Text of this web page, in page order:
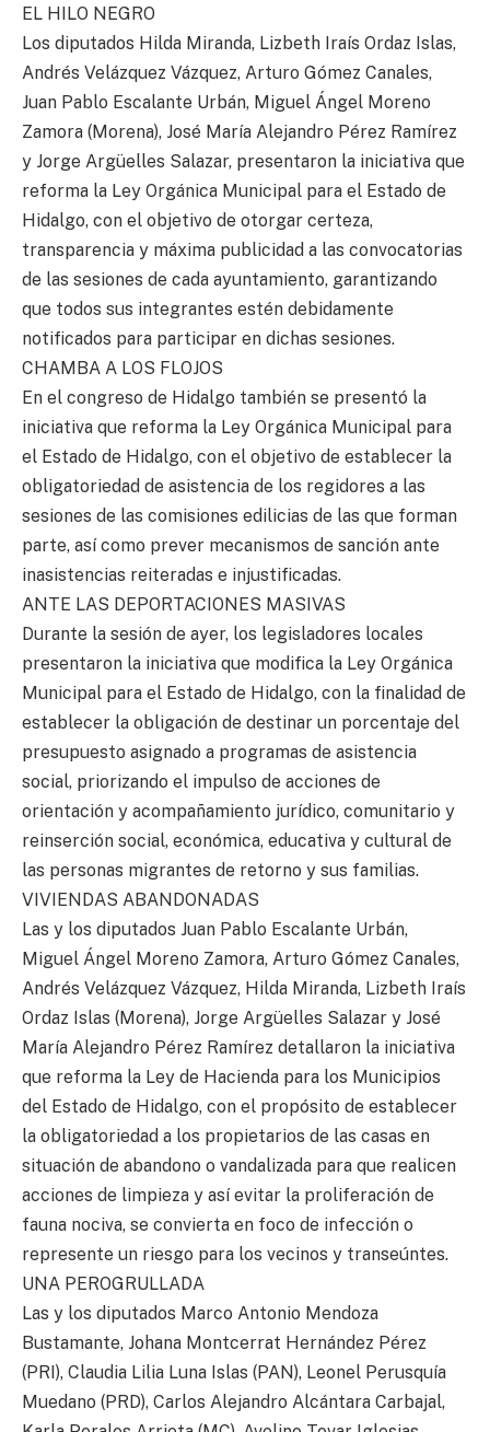
EL HILO NEGRO
Los diputados Hilda Miranda, Lizbeth Iraís Ordaz Islas,
Andrés Velázquez Vázquez, Arturo Gómez Canales,
Juan Pablo Escalante Urbán, Miguel Ángel Moreno
Zamora (Morena), José María Alejandro Pérez Ramírez
y Jorge Argüelles Salazar, presentaron la iniciativa que
reforma la Ley Orgánica Municipal para el Estado de
Hidalgo, con el objetivo de otorgar certeza,
transparencia y máxima publicidad a las convocatorias
de las sesiones de cada ayuntamiento, garantizando
que todos sus integrantes estén debidamente
notificados para participar en dichas sesiones.
CHAMBA A LOS FLOJOS
En el congreso de Hidalgo también se presentó la
iniciativa que reforma la Ley Orgánica Municipal para
el Estado de Hidalgo, con el objetivo de establecer la
obligatoriedad de asistencia de los regidores a las
sesiones de las comisiones edilicias de las que forman
parte, así como prever mecanismos de sanción ante
inasistencias reiteradas e injustificadas.
ANTE LAS DEPORTACIONES MASIVAS
Durante la sesión de ayer, los legisladores locales
presentaron la iniciativa que modifica la Ley Orgánica
Municipal para el Estado de Hidalgo, con la finalidad de
establecer la obligación de destinar un porcentaje del
presupuesto asignado a programas de asistencia
social, priorizando el impulso de acciones de
orientación y acompañamiento jurídico, comunitario y
reinserción social, económica, educativa y cultural de
las personas migrantes de retorno y sus familias.
VIVIENDAS ABANDONADAS
Las y los diputados Juan Pablo Escalante Urbán,
Miguel Ángel Moreno Zamora, Arturo Gómez Canales,
Andrés Velázquez Vázquez, Hilda Miranda, Lizbeth Iraís
Ordaz Islas (Morena), Jorge Argüelles Salazar y José
María Alejandro Pérez Ramírez detallaron la iniciativa
que reforma la Ley de Hacienda para los Municipios
del Estado de Hidalgo, con el propósito de establecer
la obligatoriedad a los propietarios de las casas en
situación de abandono o vandalizada para que realicen
acciones de limpieza y así evitar la proliferación de
fauna nociva, se convierta en foco de infección o
represente un riesgo para los vecinos y transeúntes.
UNA PEROGRULLADA
Las y los diputados Marco Antonio Mendoza
Bustamante, Johana Montcerrat Hernández Pérez
(PRI), Claudia Lilia Luna Islas (PAN), Leonel Perusquía
Muedano (PRD), Carlos Alejandro Alcántara Carbajal,